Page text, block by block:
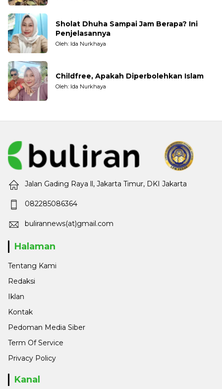
Sholat Dhuha Sampai Jam Berapa? Ini
Penjelasannya
Oleh: Ida Nurkhaya
Childfree, Apakah Diperbolehkan Islam
Oleh: Ida Nurkhaya
Jalan Gading Raya ll, Jakarta Timur, DKI Jakarta
082285086364
bulirannews(at)gmail.com
Halaman
Tentang Kami
Redaksi
Iklan
Kontak
Pedoman Media Siber
Term Of Service
Privacy Policy
Kanal